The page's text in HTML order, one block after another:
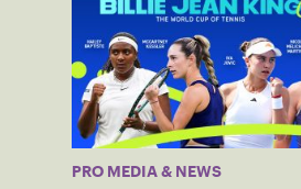
PRO MEDIA & NEWS